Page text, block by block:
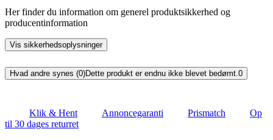
Her finder du information om generel produktsikkerhed og
producentinformation
Vis sikkerhedsoplysninger
Hvad andre synes (0)Dette produkt er endnu ikke blevet bedømt.0
Klik & Hent Annoncegaranti Prismatch
Op
til 30 dages returret